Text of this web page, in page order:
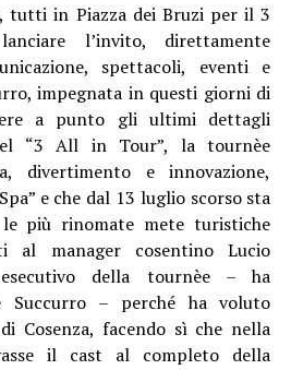
tutti in Piazza dei Bruzi per il 3
l’invito, direttamente
spettacoli, eventi e
impegnata in questi giorni di
a punto gli ultimi dettagli
“3 All in Tour”, la tournèe
divertimento e innovazione,
e che dal 13 luglio scorso sta
più rinomate mete turistiche
al manager cosentino Lucio
della tournèe – ha
Succurro – perché ha voluto
Cosenza, facendo sì che nella
il cast al completo della